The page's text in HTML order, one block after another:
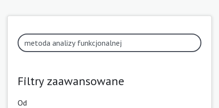
Filtry zaawansowane
Od